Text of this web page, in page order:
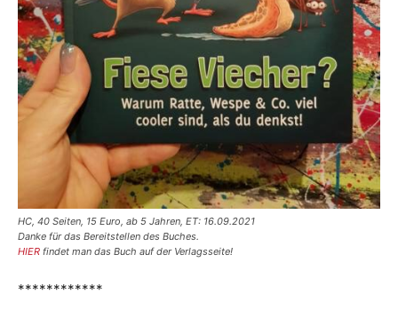
HC, 40 Seiten, 15 Euro, ab 5 Jahren, ET: 16.09.2021
Danke für das Bereitstellen des Buches.
HIER findet man das Buch auf der Verlagsseite!
************